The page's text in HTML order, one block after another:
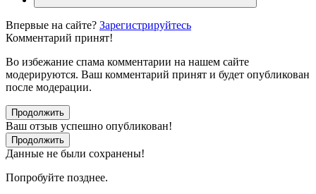
Впервые на сайте? Зарегистрируйтесь
Комментарий принят!
Во избежание спама комментарии на нашем сайте
модерируются. Ваш комментарий принят и будет опубликован
после модерации.
Продолжить
Ваш отзыв успешно опубликован!
Продолжить
Данные не были сохранены!
Попробуйте позднее.